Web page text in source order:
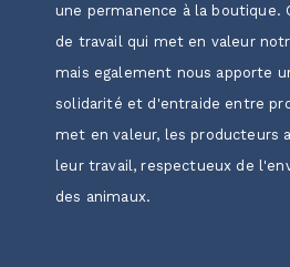
une permanence à la boutique.
de travail qui met en valeur
mais egalement nous apporte
solidarité et d'entraide entre
met en valeur, les producteurs
leur travail, respectueux de
des animaux.